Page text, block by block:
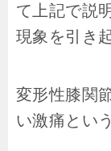
て上記で説
現象を引き
変形性膝関
い激痛とい